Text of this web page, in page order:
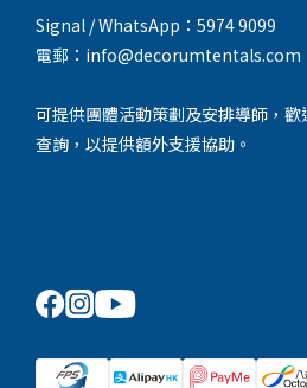
Signal / WhatsApp：5974 9099
電郵：info@decorumtentals.com
可提供團體活動策劃及安排導師，
查詢，以提供額外支援協助。